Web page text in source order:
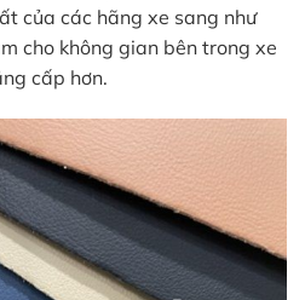
của các hãng xe sang như
cho không gian bên trong xe
cấp hơn.